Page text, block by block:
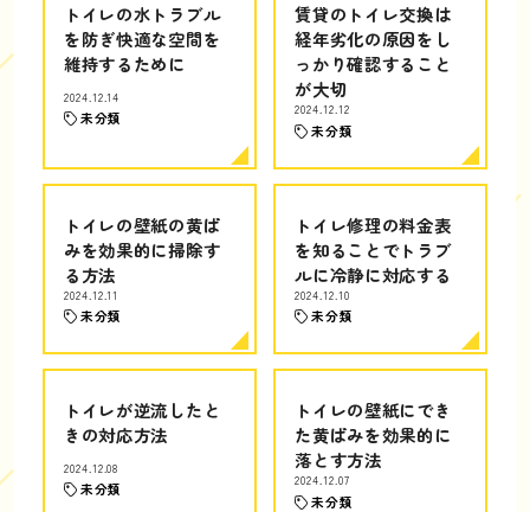
トイレの水トラブル
を防ぎ快適な空間を
維持するために
2024.12.14
未分類
賃貸のトイレ交換は
経年劣化の原因をし
っかり確認すること
が大切
2024.12.12
未分類
トイレの壁紙の黄ば
みを効果的に掃除す
る方法
2024.12.11
未分類
トイレ修理の料金表
を知ることでトラブ
ルに冷静に対応する
2024.12.10
未分類
トイレが逆流したと
きの対応方法
2024.12.08
未分類
トイレの壁紙にでき
た黄ばみを効果的に
落とす方法
2024.12.07
未分類